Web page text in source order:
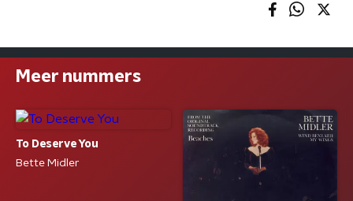
Meer nummers
To Deserve You
Bette Midler